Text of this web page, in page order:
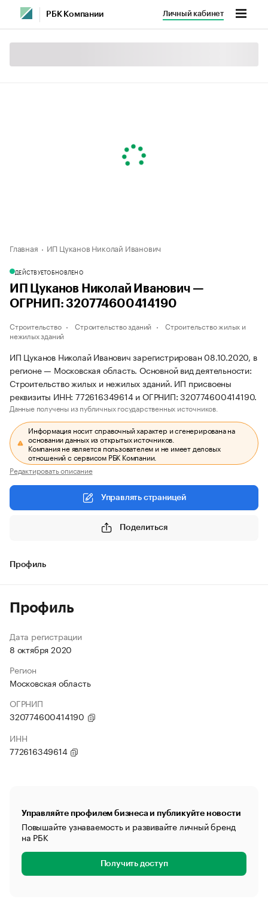
РБК Компании Личный кабинет
Главная ИП Цуканов Николай Иванович
ДЕЙСТВУЕТОБНОВЛЕНО
ИП Цуканов Николай Иванович —
ОГРНИП: 320774600414190
Строительство Строительство зданий
Строительство жилых и
нежилых зданий
ИП Цуканов Николай Иванович зарегистрирован 08.10.2020, в
регионе — Московская область. Основной вид деятельности:
Строительство жилых и нежилых зданий. ИП присвоены
реквизиты ИНН: 772616349614 и ОГРНИП: 320774600414190.
Данные получены из публичных государственных источников.
Информация носит справочный характер и сгенерирована на
основании данных из открытых источников.
Компания не является пользователем и не имеет деловых
отношений с сервисом РБК Компании.
Редактировать описание
Управлять страницей
Поделиться
Профиль
Профиль
Дата регистрации
8 октября 2020
Регион
Московская область
ОГРНИП
320774600414190
ИНН
772616349614
Управляйте профилем бизнеса и публикуйте новости
Повышайте узнаваемость и развивайте личный бренд
на РБК
Получить доступ